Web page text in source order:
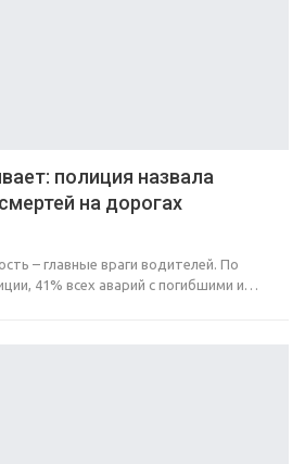
полиция назвала
на дорогах
– главные враги водителей. По
41% всех аварий с погибшими и…